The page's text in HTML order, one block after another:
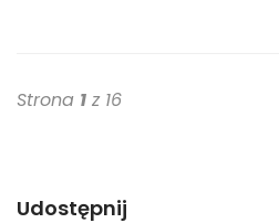
Strona 1 z 16
Udostępnij